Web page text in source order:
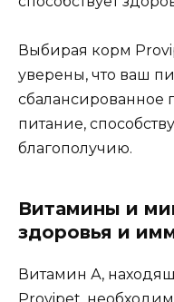
Выбирая корм
уверены, что ваш
сбалансированное
питание,
благополучию.
Витамины и
здоровья и
Витамин А,